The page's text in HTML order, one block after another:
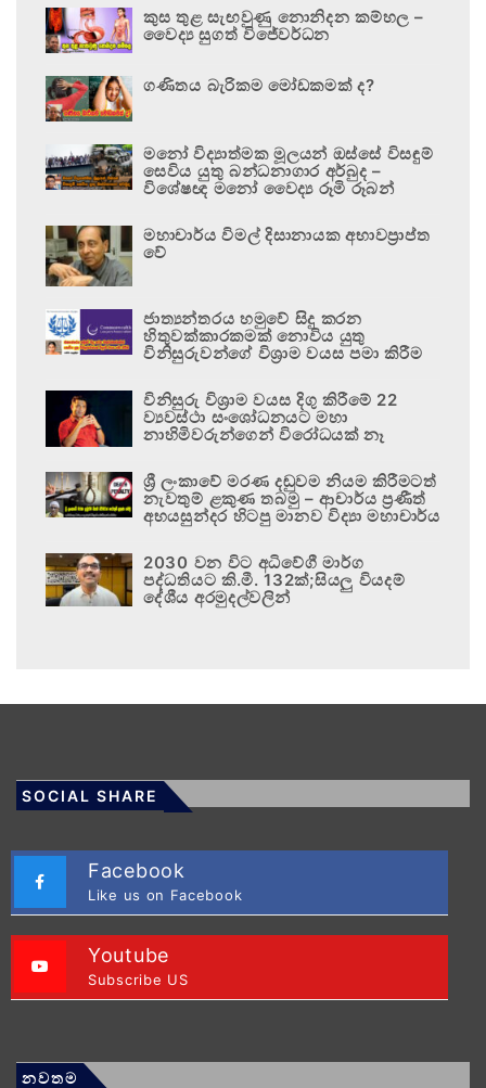
කුස තුළ සැඟවුණු නොනිදන කම්හල –
වෛද්‍ය සුගත් විජේවර්ධන
ගණිතය බැරිකම මෝඩකමක් ද?
මනෝ විද්‍යාත්මක මූලයන් ඔස්සේ විසඳුම්
සෙවිය යුතු බන්ධනාගාර අර්බුද –
විශේෂඥ මනෝ වෛද්‍ය රූමි රූබන්
මහාචාර්ය විමල් දිසානායක අභාවප්‍රාප්ත
වේ
ජාත්‍යන්තරය හමුවේ සිදු කරන
හිතුවක්කාරකමක් නොවිය යුතු
විනිසුරුවන්ගේ විශ්‍රාම වයස පමා කිරීම
විනිසුරු විශ්‍රාම වයස දිගු කිරීමේ 22
ව්‍යවස්ථා සංශෝධනයට මහා
නාහිමිවරුන්ගෙන් විරෝධයක් නෑ
ශ්‍රී ලංකාවේ මරණ දඬුවම නියම කිරීමටත්
නැවතුම් ළකුණ තබමු – ආචාර්ය ප්‍රණීත්
අභයසුන්දර හිටපු මානව විද්‍යා මහාචාර්ය
2030 වන විට අධිවේගී මාර්ග
පද්ධතියට කි.මී. 132ක්;සියලු වියදම්
දේශීය අරමුදල්වලින්
SOCIAL SHARE
Facebook
Like us on Facebook
Youtube
Subscribe US
නවතම